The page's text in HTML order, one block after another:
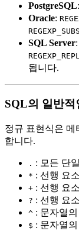
PostgreSQL:
Oracle:
SQL Server
됩니다.
SQL의 일반적
정규 표현식은 메
합니다.
. : 모든 단
* : 선행 요
+ : 선행 요
? : 선행 요
^ : 문자열
$ : 문자열